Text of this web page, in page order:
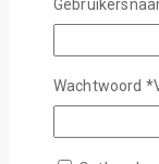
lijm is sterk
behoudt zijn
de
en eenvoudig
Wachtwoord *